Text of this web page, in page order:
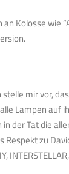
Kolosse wie
stelle mir vor,
Lampen auf
der Tat die
Respekt zu